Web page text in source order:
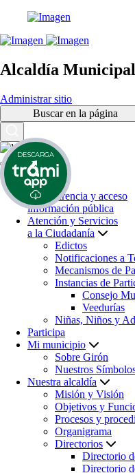
Alcaldía
Administrar sitio
Buscar en la página
Inicio
Transparencia y acceso
información pública
Atención y Servicios
a la Ciudadanía
Edictos
Notificaciones a
Mecanismos de
Instancias de
Consejo
Veedurías
Niñas, Niños y
Participa
Mi municipio
Sobre Girón
Nuestros
Nuestra alcaldía
Misión y Visión
Objetivos y
Procesos y
Organigrama
Directorios
Directorio
Directorio
DESCARGA